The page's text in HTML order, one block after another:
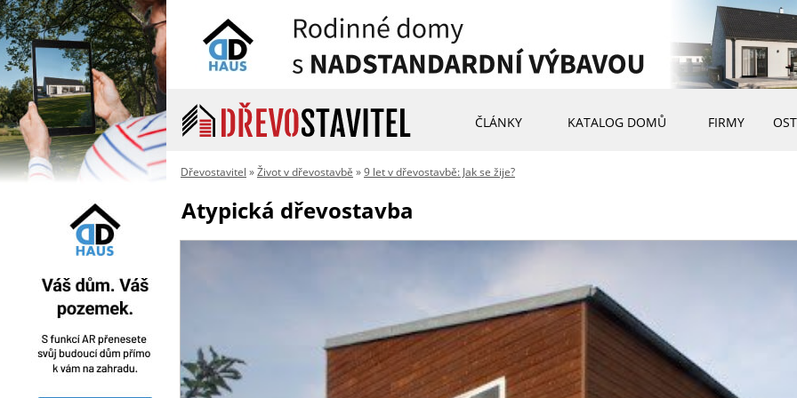
ČLÁNKY KATALOG DOMŮ FIRMY
Dřevostavitel »Život v dřevostavbě »9 let v dřevostavbě: Jak se žije?
Atypická dřevostavba